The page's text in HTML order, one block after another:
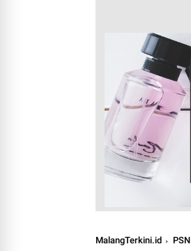
MalangTerkini.id PSN